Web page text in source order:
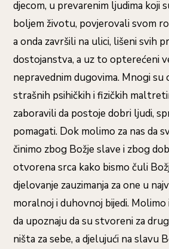
djecom, u prevarenim ljudima koji
boljem životu, povjerovali svom
a onda završili na ulici, lišeni svih
dostojanstva, a uz to opterećeni
nepravednim dugovima. Mnogi su
strašnih psihičkih i fizičkih
zaboravili da postoje dobri ljudi,
pomagati. Dok molimo za nas da
činimo zbog Božje slave i zbog
otvorena srca kako bismo čuli
djelovanje zauzimanja za one u
moralnoj i duhovnoj bijedi. Molimo
da upoznaju da su stvoreni za
ništa za sebe, a djelujući na slavu